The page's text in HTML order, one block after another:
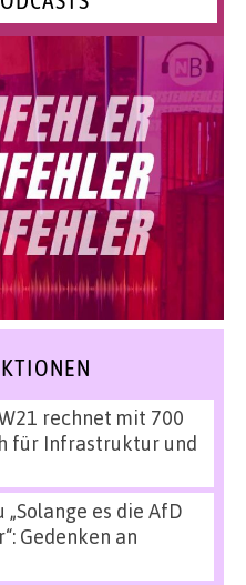
rechnet mit 700
für Infrastruktur und
„Solange es die AfD
Gedenken an